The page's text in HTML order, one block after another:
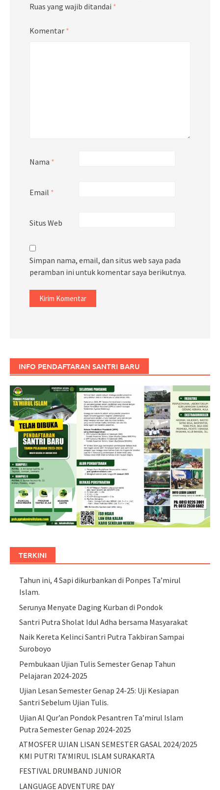
Ruas yang wajib ditandai *
Komentar *
Nama *
Email *
Situs Web
Simpan nama, email, dan situs web saya pada
peramban ini untuk komentar saya berikutnya.
INFO PENDAFTARAN SANTRI BARU
TERKINI
Tahun ini, 4 Sapi dikurbankan di Ponpes Ta’mirul
Islam.
Serunya Menyate Daging Kurban di Pondok
Santri Putra Sholat Idul Adha bersama Masyarakat
Naik Kereta Kelinci Santri Putra Takbiran Sampai
Suroboyo
Pembukaan Ujian Tulis Semester Genap Tahun
Pelajaran 2024-2025
Ujian Lesan Semester Genap 24-25: Uji Kesiapan
Santri Sebelum Ujian Tulis.
Ujian Al Qur’an Pondok Pesantren Ta’mirul Islam
Putra Semester Genap 2024-2025
ATMOSFER UJIAN LISAN SEMESTER GASAL 2024/2025
KMI PUTRI TA’MIRUL ISLAM SURAKARTA
FESTIVAL DRUMBAND JUNIOR
LANGUAGE ADVENTURE DAY